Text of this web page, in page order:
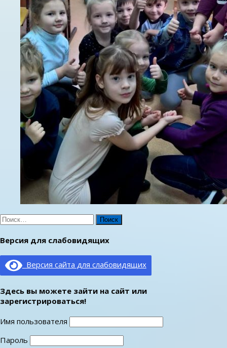
Найти:
Версия для слабовидящих
Версия сайта для слабовидящих
Здесь вы можете зайти на сайт или
зарегистрироваться!
Имя пользователя
Пароль